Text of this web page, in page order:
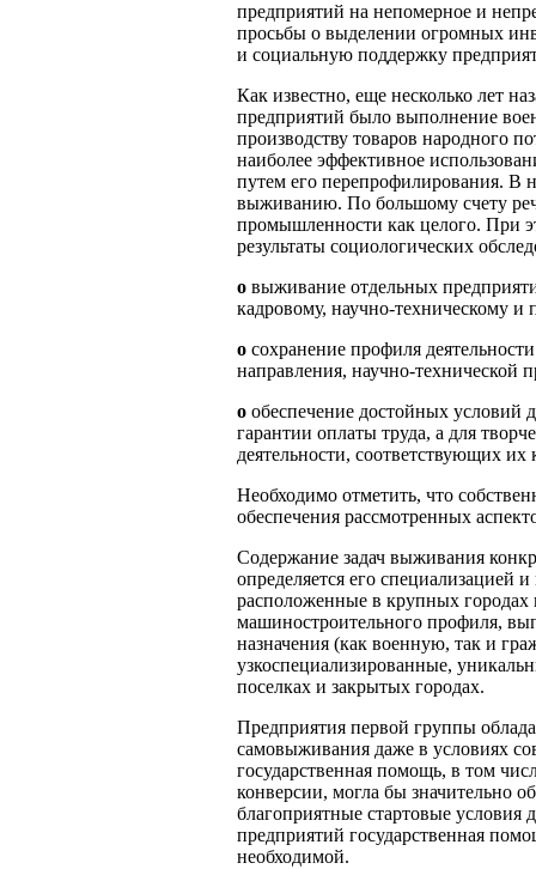
предприятий на непомерное и
просьбы о выделении огромных
и социальную поддержку
Как известно, еще несколько лет
предприятий было выполнение
производству товаров народного
наиболее эффективное
путем его перепрофилирования. В
выживанию. По большому счету
промышленности как целого. При
результаты социологических
o выживание отдельных
кадровому, научно-техническому и
o сохранение профиля
направления, научно-технической
o обеспечение достойных условий
гарантии оплаты труда, а для
деятельности, соответствующих
Необходимо отметить, что
обеспечения рассмотренных
Содержание задач выживания
определяется его специализацией
расположенные в крупных
машиностроительного профиля,
назначения (как военную, так и
узкоспециализированные,
поселках и закрытых городах.
Предприятия первой группы
самовыживания даже в условиях
государственная помощь, в том
конверсии, могла бы значительно
благоприятные стартовые
предприятий государственная
необходимой.